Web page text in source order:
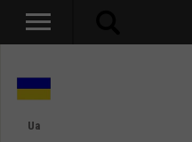
Ua